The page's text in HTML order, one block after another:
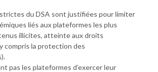
du DSA sont justifiées pour limiter
liés aux plateformes les plus
illicites, atteinte aux droits
compris la protection des
pas les plateformes d’exercer leur